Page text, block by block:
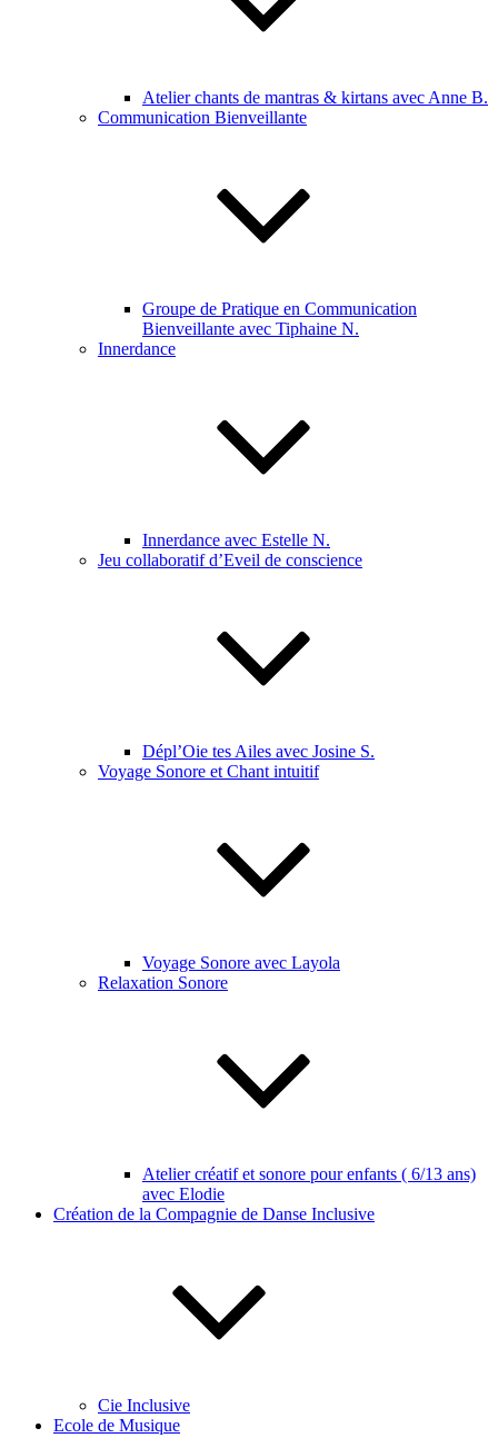
Atelier chants de mantras & kirtans avec Anne B.
Communication Bienveillante
Groupe de Pratique en Communication
Bienveillante avec Tiphaine N.
Innerdance
Innerdance avec Estelle N.
Jeu collaboratif d’Eveil de conscience
Dépl’Oie tes Ailes avec Josine S.
Voyage Sonore et Chant intuitif
Voyage Sonore avec Layola
Relaxation Sonore
Atelier créatif et sonore pour enfants ( 6/13 ans)
avec Elodie
Création de la Compagnie de Danse Inclusive
Cie Inclusive
Ecole de Musique